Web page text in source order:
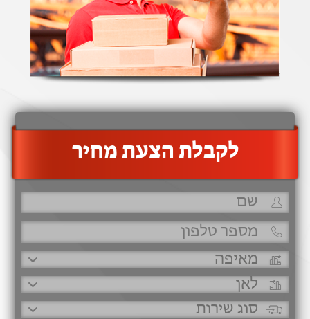
‫לקבלת הצעת מחיר